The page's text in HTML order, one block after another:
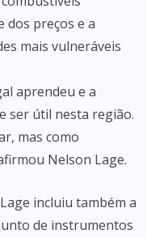
dos preços e a
mais vulneráveis
aprendeu e a
ser útil nesta região.
mas como
Nelson Lage.
incluiu também a
de instrumentos